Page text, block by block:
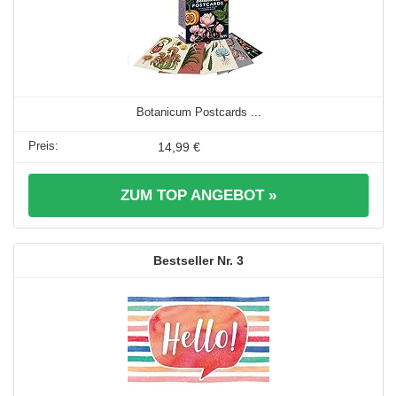
Botanicum Postcards ...
14,99 €
ZUM TOP ANGEBOT »
3